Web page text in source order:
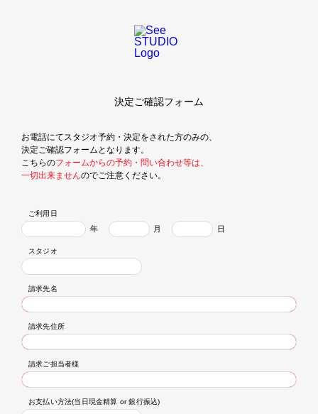
決定ご確認フォーム
お電話にてスタジオ予約・決定をされた方のみの、
決定ご確認フォームとなります。
こちらのフォームからの予約・問い合わせ等は、
一切出来ませんのでご注意ください。
ご利用日
スタジオ
請求先名
請求先住所
請求ご担当者様
お支払い方法(当日現金精算 or 銀行振込)